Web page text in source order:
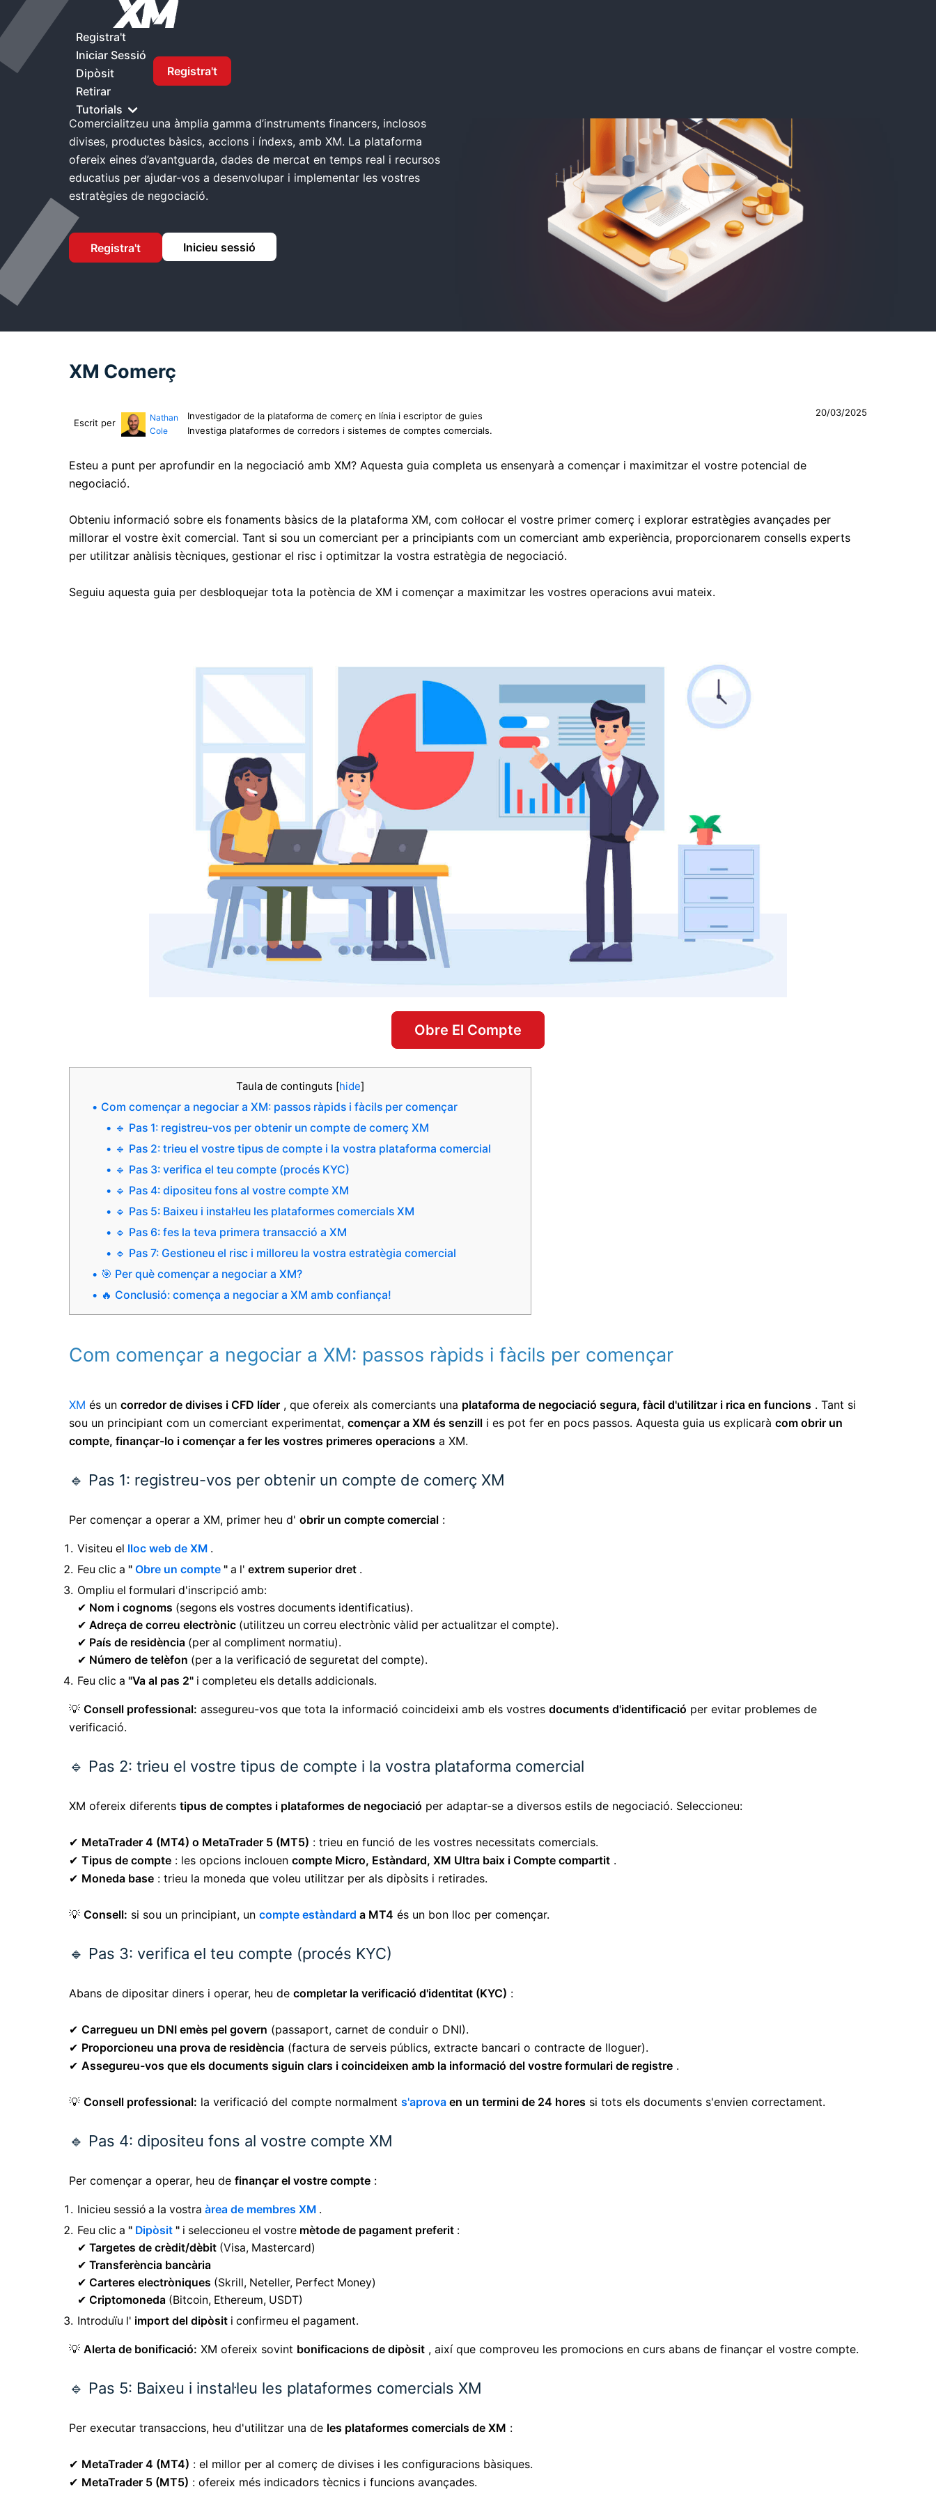
Registra't
Iniciar Sessió
Dipòsit
Retirar
Tutorials
Registra't
XM Comerç
XM Comerç
Comercialitzeu una àmplia gamma d’instruments financers, inclosos
divises, productes bàsics, accions i índexs, amb XM. La plataforma
ofereix eines d’avantguarda, dades de mercat en temps real i recursos
educatius per ajudar-vos a desenvolupar i implementar les vostres
estratègies de negociació.
Registra't Inicieu sessió
XM Comerç
Escrit per
Nathan
Cole
Investigador de la plataforma de comerç en línia i escriptor de guies
Investiga plataformes de corredors i sistemes de comptes comercials.
20/03/2025
Esteu a punt per aprofundir en la negociació amb XM? Aquesta guia completa us ensenyarà a començar i maximitzar el vostre potencial de
negociació.
Obteniu informació sobre els fonaments bàsics de la plataforma XM, com col·locar el vostre primer comerç i explorar estratègies avançades per
millorar el vostre èxit comercial. Tant si sou un comerciant per a principiants com un comerciant amb experiència, proporcionarem consells experts
per utilitzar anàlisis tècniques, gestionar el risc i optimitzar la vostra estratègia de negociació.
Seguiu aquesta guia per desbloquejar tota la potència de XM i començar a maximitzar les vostres operacions avui mateix.
Obre El Compte
Taula de continguts [hide]
Com començar a negociar a XM: passos ràpids i fàcils per començar
🔹 Pas 1: registreu-vos per obtenir un compte de comerç XM
🔹 Pas 2: trieu el vostre tipus de compte i la vostra plataforma comercial
🔹 Pas 3: verifica el teu compte (procés KYC)
🔹 Pas 4: dipositeu fons al vostre compte XM
🔹 Pas 5: Baixeu i instal·leu les plataformes comercials XM
🔹 Pas 6: fes la teva primera transacció a XM
🔹 Pas 7: Gestioneu el risc i milloreu la vostra estratègia comercial
🎯 Per què començar a negociar a XM?
🔥 Conclusió: comença a negociar a XM amb confiança!
Com començar a negociar a XM: passos ràpids i fàcils per començar
XM és un corredor de divises i CFD líder , que ofereix als comerciants una plataforma de negociació segura, fàcil d'utilitzar i rica en funcions . Tant si
sou un principiant com un comerciant experimentat, començar a XM és senzill i es pot fer en pocs passos. Aquesta guia us explicarà com obrir un
compte, finançar-lo i començar a fer les vostres primeres operacions a XM.
🔹 Pas 1: registreu-vos per obtenir un compte de comerç XM
Per començar a operar a XM, primer heu d' obrir un compte comercial :
Visiteu el lloc web de XM .
Feu clic a " Obre un compte " a l' extrem superior dret .
Ompliu el formulari d'inscripció amb:
✔ Nom i cognoms (segons els vostres documents identificatius).
✔ Adreça de correu electrònic (utilitzeu un correu electrònic vàlid per actualitzar el compte).
✔ País de residència (per al compliment normatiu).
✔ Número de telèfon (per a la verificació de seguretat del compte).
Feu clic a "Va al pas 2" i completeu els detalls addicionals.
💡 Consell professional: assegureu-vos que tota la informació coincideixi amb els vostres documents d'identificació per evitar problemes de
verificació.
🔹 Pas 2: trieu el vostre tipus de compte i la vostra plataforma comercial
XM ofereix diferents tipus de comptes i plataformes de negociació per adaptar-se a diversos estils de negociació. Seleccioneu:
✔ MetaTrader 4 (MT4) o MetaTrader 5 (MT5) : trieu en funció de les vostres necessitats comercials.
✔ Tipus de compte : les opcions inclouen compte Micro, Estàndard, XM Ultra baix i Compte compartit .
✔ Moneda base : trieu la moneda que voleu utilitzar per als dipòsits i retirades.
💡 Consell: si sou un principiant, un compte estàndard a MT4 és un bon lloc per començar.
🔹 Pas 3: verifica el teu compte (procés KYC)
Abans de dipositar diners i operar, heu de completar la verificació d'identitat (KYC) :
✔ Carregueu un DNI emès pel govern (passaport, carnet de conduir o DNI).
✔ Proporcioneu una prova de residència (factura de serveis públics, extracte bancari o contracte de lloguer).
✔ Assegureu-vos que els documents siguin clars i coincideixen amb la informació del vostre formulari de registre .
💡 Consell professional: la verificació del compte normalment s'aprova en un termini de 24 hores si tots els documents s'envien correctament.
🔹 Pas 4: dipositeu fons al vostre compte XM
Per començar a operar, heu de finançar el vostre compte :
Inicieu sessió a la vostra àrea de membres XM .
Feu clic a " Dipòsit " i seleccioneu el vostre mètode de pagament preferit :
✔ Targetes de crèdit/dèbit (Visa, Mastercard)
✔ Transferència bancària
✔ Carteres electròniques (Skrill, Neteller, Perfect Money)
✔ Criptomoneda (Bitcoin, Ethereum, USDT)
Introduïu l' import del dipòsit i confirmeu el pagament.
💡 Alerta de bonificació: XM ofereix sovint bonificacions de dipòsit , així que comproveu les promocions en curs abans de finançar el vostre compte.
🔹 Pas 5: Baixeu i instal·leu les plataformes comercials XM
Per executar transaccions, heu d'utilitzar una de les plataformes comercials de XM :
✔ MetaTrader 4 (MT4) : el millor per al comerç de divises i les configuracions bàsiques.
✔ MetaTrader 5 (MT5) : ofereix més indicadors tècnics i funcions avançades.